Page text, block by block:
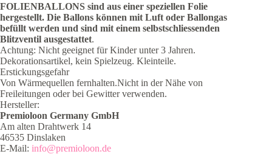
FOLIENBALLONS sind aus einer speziellen Folie
hergestellt. Die Ballons können mit Luft oder Ballongas
befüllt werden und sind mit einem selbstschliessenden
Blitzventil ausgestattet.
Achtung: Nicht geeignet für Kinder unter 3 Jahren.
Dekorationsartikel, kein Spielzeug. Kleinteile.
Erstickungsgefahr
Von Wärmequellen fernhalten.Nicht in der Nähe von
Freileitungen oder bei Gewitter verwenden.
Hersteller:
Premioloon Germany GmbH
Am alten Drahtwerk 14
46535 Dinslaken
E-Mail: info@premioloon.de